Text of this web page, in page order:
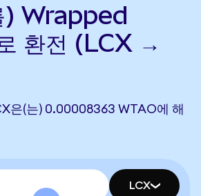
) Wrapped
환전 (LCX →
은(는) 0.00008363 WTAO에 해
LCX